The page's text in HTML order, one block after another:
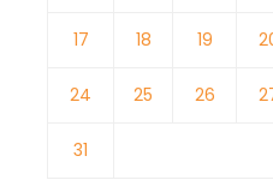
17 18 19
24 25 26
31